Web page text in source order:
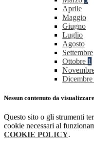
Aprile
Maggio
Giugno
Luglio
Agosto
Settembre
Ottobre 1
Dicembre
Nessun contenuto da visualizzare
Questo sito o gli strumenti
cookie necessari al
COOKIE POLICY.